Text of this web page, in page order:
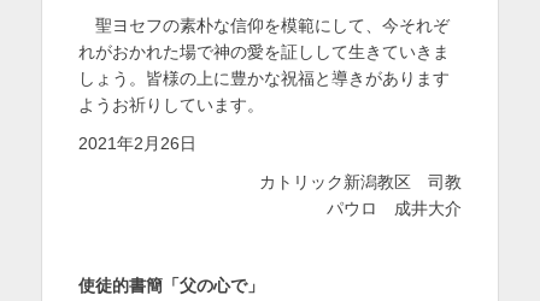
聖ヨセフの素朴な信仰を模範にして、今それぞ
れがおかれた場で神の愛を証しして生きていきま
しょう。皆様の上に豊かな祝福と導きがあります
ようお祈りしています。
2021年2月26日
カトリック新潟教区 司教
パウロ 成井大介
使徒的書簡「父の心で」